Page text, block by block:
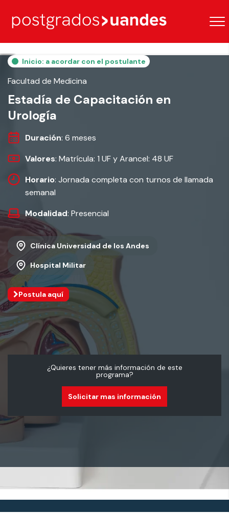
Inicio: a acordar con el postulante
Facultad de Medicina
Estadía de Capacitación en
Urología
Duración: 6 meses
Valores: Matrícula: 1 UF y Arancel: 48 UF
Horario: Jornada completa con turnos de llamada
semanal
Modalidad: Presencial
Clínica Universidad de los Andes
Hospital Militar
Postula aquí
¿Quieres tener más información de este
programa?
Solicitar mas información